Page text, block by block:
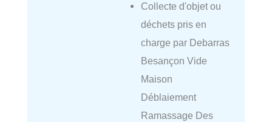
Collecte d'objet ou
déchets pris en
charge par Debarras
Besançon Vide
Maison
Déblaiement
Ramassage Des